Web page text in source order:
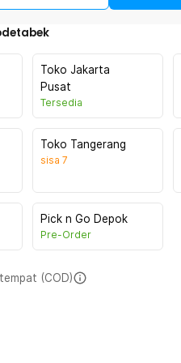
Toko Jakarta
Pusat
Tersedia
Toko Tangerang
sisa 7
Pick n Go Depok
Pre-Order
(COD)